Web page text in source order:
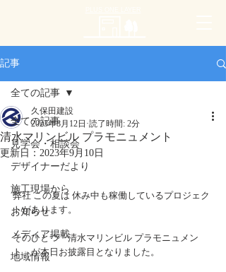
記事
全ての記事
見学会・相談会
デザイナーだより
施工現場から
お知らせ
メディア掲載
地域情報
全ての記事
清水マリンビル プラモニュメント
久保田建設
2023年8月12日 読了時間: 2分
更新日： 2023年9月10日
弊社 この夏は 休み中も稼働しているプロジェク
トがあります。
そのひとつ「清水マリンビル プラモニュメン
ト」が本日お披露目となりました。